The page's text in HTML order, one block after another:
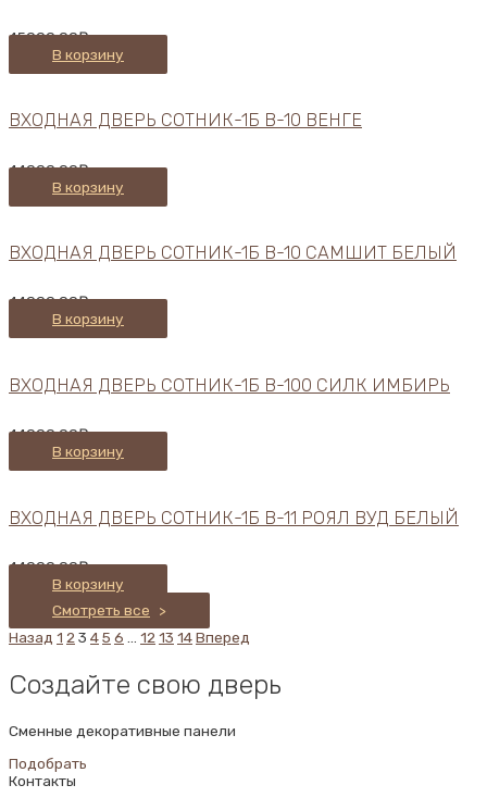
45000,00₽
В корзину
ВХОДНАЯ ДВЕРЬ СОТНИК-1Б В-10 ВЕНГЕ
44000,00₽
В корзину
ВХОДНАЯ ДВЕРЬ СОТНИК-1Б В-10 САМШИТ БЕЛЫЙ
44000,00₽
В корзину
ВХОДНАЯ ДВЕРЬ СОТНИК-1Б В-100 СИЛК ИМБИРЬ
44000,00₽
В корзину
ВХОДНАЯ ДВЕРЬ СОТНИК-1Б В-11 РОЯЛ ВУД БЕЛЫЙ
44000,00₽
В корзину
Смотреть все
>
Назад 1 2 3 45 6 12 13 14Вперед
Создайте свою дверь
Сменные декоративные панели
Подобрать
Контакты